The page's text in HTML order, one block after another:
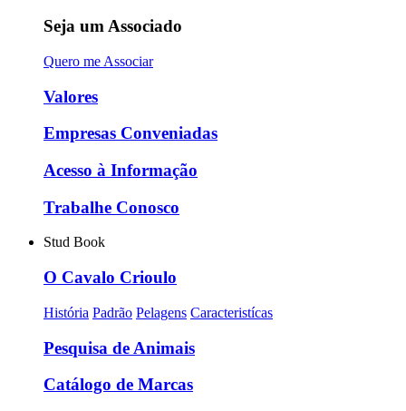
Seja um Associado
Quero me Associar
Valores
Empresas Conveniadas
Acesso à Informação
Trabalhe Conosco
Stud Book
O Cavalo Crioulo
História Padrão Pelagens Caracteristícas
Pesquisa de Animais
Catálogo de Marcas